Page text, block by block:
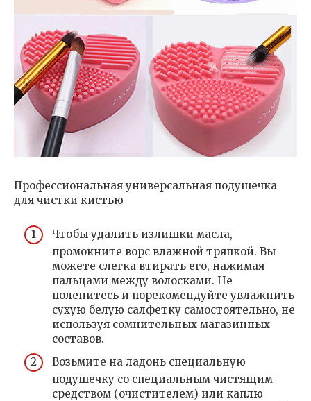
Профессиональная универсальная подушечка
для чистки кистью
Чтобы удалить излишки масла,
промокните ворс влажной тряпкой. Вы
можете слегка втирать его, нажимая
пальцами между волосками. Не
поленитесь и порекомендуйте увлажнить
сухую белую салфетку самостоятельно, не
используя сомнительных магазинных
составов.
Возьмите на ладонь специальную
подушечку со специальным чистящим
средством (очистителем) или каплю